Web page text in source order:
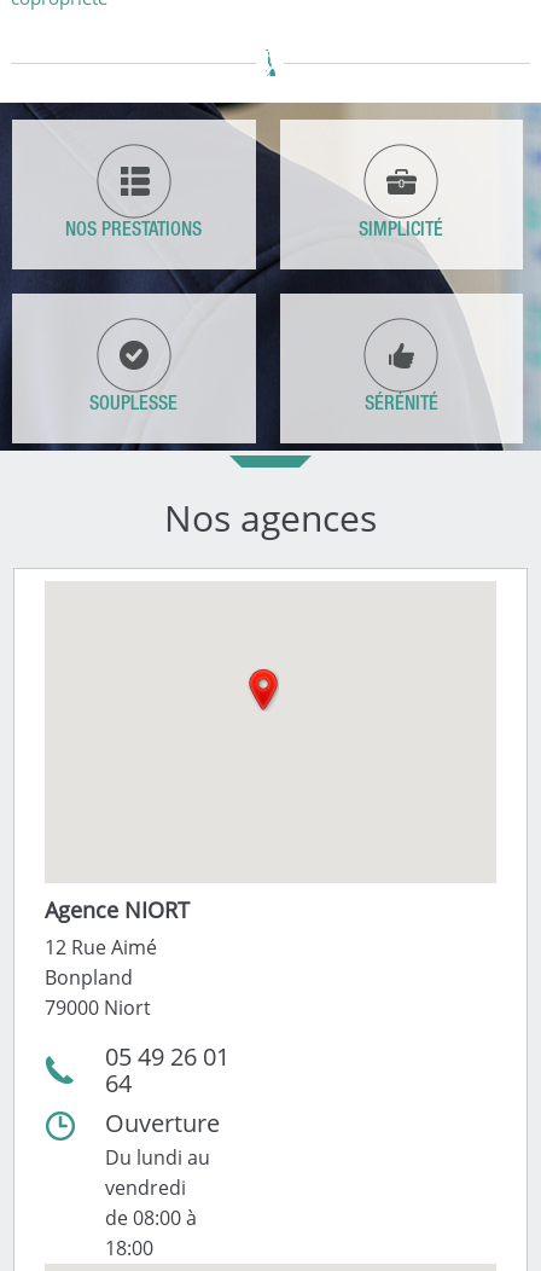
NOS PRESTATIONS SIMPLICITÉ
SOUPLESSE SÉRÉNITÉ
Nos agences
Agence NIORT
12 Rue Aimé
Bonpland
79000 Niort
05 49 26 01
64
Ouverture
Du lundi au
vendredi
de 08:00 à
18:00